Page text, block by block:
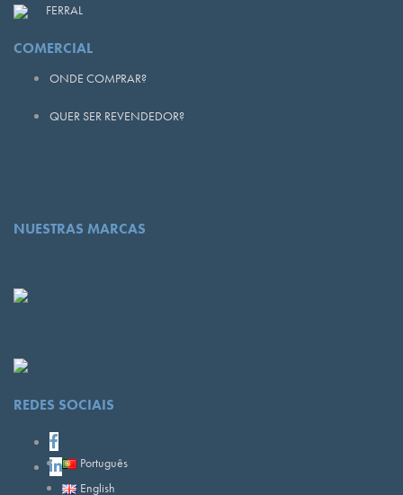
FERRAL
COMERCIAL
ONDE COMPRAR?
QUER SER REVENDEDOR?
NUESTRAS MARCAS
REDES SOCIAIS
Português
English